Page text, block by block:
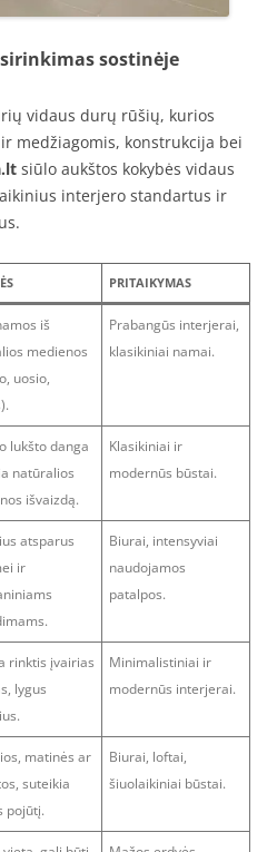
sostinėje
vidaus durų rūšių, kurios
medžiagomis, konstrukcija bei
siūlo aukštos kokybės vidaus
interjero standartus ir
PRITAIKYMAS
iš
medienos
uosio,
Prabangūs interjerai,
klasikiniai namai.
lukšto danga
natūralios
išvaizdą.
Klasikiniai ir
modernūs būstai.
atsparus
ir
Biurai, intensyviai
naudojamos
patalpos.
rinktis įvairias
lygus
Minimalistiniai ir
modernūs interjerai.
matinės ar
suteikia
pojūtį.
Biurai, loftai,
šiuolaikiniai būstai.